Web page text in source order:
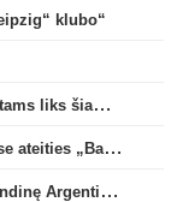
klubo“
Ilgametis Roma“ saugas L. Pellegrini dar metams liks šiame klube
V. Kompany pasisakė apie gandus dėl M. Olise ateities „Bayern“ gretose
T. Almada paliks „Atletico“ ir persikels į legendinę Argentinos ekipą